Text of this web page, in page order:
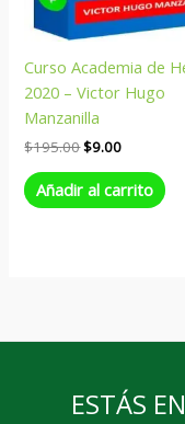
Curso Academia de
2020 – Victor Hugo
Manzanilla
$195.00$9.00
Añadir al carrito
ESTÁS